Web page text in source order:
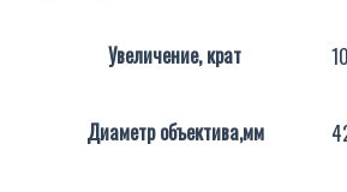
Увеличение, крат 10
Диаметр объектива,мм